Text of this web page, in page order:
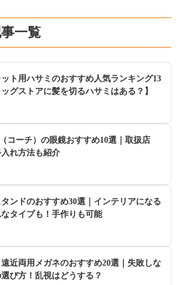
一覧
ト用ハサミのおすすめ人気ランキング13
グストアに髪を切るハサミはある？】
コーチ）の眼鏡おすすめ10選｜取扱店
れ方法も紹介
ンドのおすすめ30選｜インテリアになる
タイプも！手作りも可能
遠近両用メガネのおすすめ20選｜失敗しな
び方！乱視はどうする？